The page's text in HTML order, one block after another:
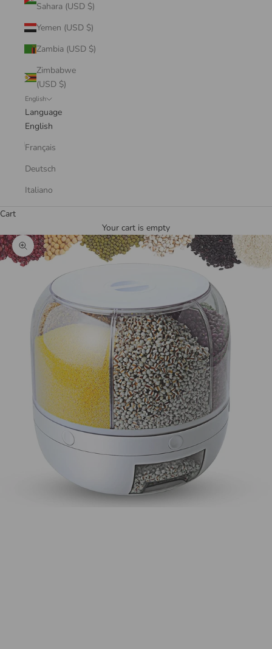
Sahara (USD $)
Yemen (USD $)
Zambia (USD $)
Zimbabwe
(USD $)
English
Language
English
Français
Deutsch
Italiano
Cart
Your cart is empty
Zoom picture